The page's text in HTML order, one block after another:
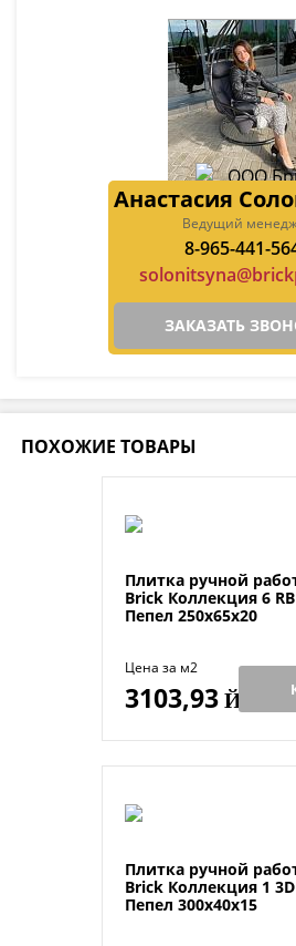
Анастасия
Ведущий
8-965-441-
ЗАКАЗАТЬ
ПОХОЖИЕ ТОВАРЫ
Плитка ручной
Brick Коллекция 6
Пепел 250х65х20
Цена за м2
3103,93Й
Плитка ручной
Brick Коллекция 1 3D
Пепел 300х40х15